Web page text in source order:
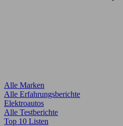
Alle Marken
Alle Erfahrungsberichte
Elektroautos
Alle Testberichte
Top 10 Listen